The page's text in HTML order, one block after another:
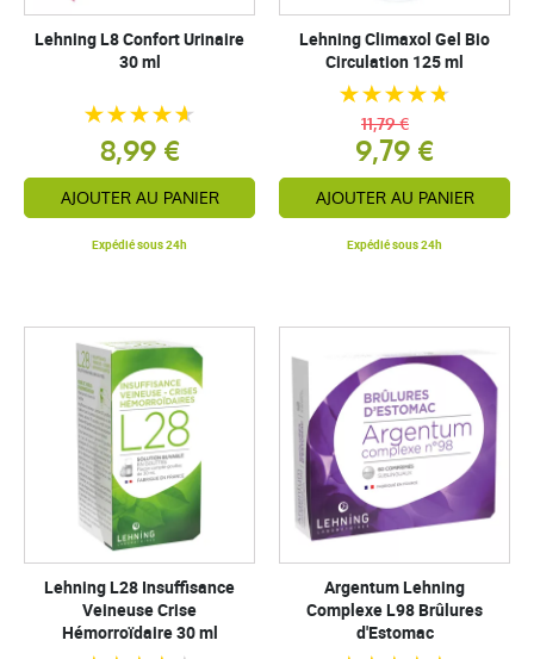
Lehning L8 Confort Urinaire
30 ml
8,99 €
AJOUTER AU PANIER
Expédié sous 24h
Lehning Climaxol Gel Bio
Circulation 125 ml
9,79 €
11,79 €
AJOUTER AU PANIER
Expédié sous 24h
Lehning L28 Insuffisance
Veineuse Crise
Hémorroïdaire 30 ml
Argentum Lehning
Complexe L98 Brûlures
d'Estomac